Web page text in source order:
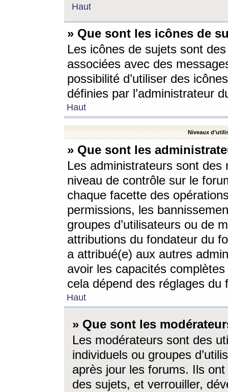
Haut
» Que sont les icônes de
Les icônes de sujets sont
associées avec des
possibilité d’utiliser des
définies par l’administrateur
Haut
Niveaux
» Que sont les
Les administrateurs sont
niveau de contrôle sur le
chaque facette des
permissions, les
groupes d’utilisateurs ou de
attributions du fondateur du
a attribué(e) aux autres
avoir les capacités
cela dépend des réglages du
Haut
» Que sont les
Les modérateurs sont des
individuels ou groupes
après jour les forums. Ils ont
des sujets, et verrouiller,